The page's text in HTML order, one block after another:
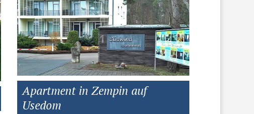
Apartment in Zempin auf
Usedom